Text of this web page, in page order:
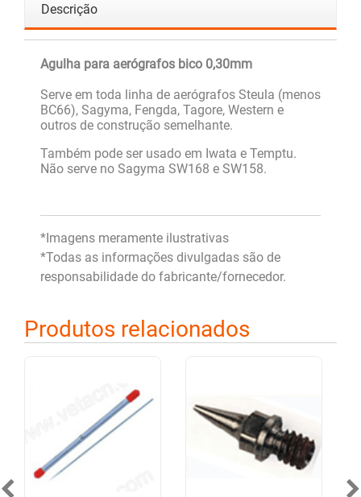
Descrição
Agulha para aerógrafos bico 0,30mm
Serve em toda linha de aerógrafos Steula (menos
BC66), Sagyma, Fengda, Tagore, Western e
outros de construção semelhante.
Também pode ser usado em Iwata e Temptu.
Não serve no Sagyma SW168 e SW158.
*Imagens meramente ilustrativas
*Todas as informações divulgadas são de
responsabilidade do fabricante/fornecedor.
Produtos relacionados